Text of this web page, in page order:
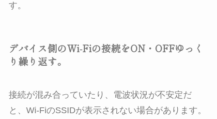
す。
デバイス側のWi-Fiの接続をON・OFFゆっく
り繰り返す。
接続が混み合っていたり、電波状況が不安定だ
と、Wi-FiのSSIDが表示されない場合があります。